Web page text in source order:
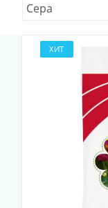
Сера
ХИТ